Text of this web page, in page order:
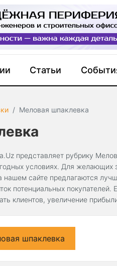
Статьи
Меловая шпаклевка
представляет рубрику
условиях. Для желающих
нашем сайте предлагаются
потенциальных
клиентов, увеличение
шпаклевка